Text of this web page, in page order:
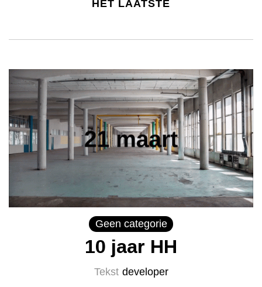
HET LAATSTE
Geen categorie
10 jaar HH
Tekst developer